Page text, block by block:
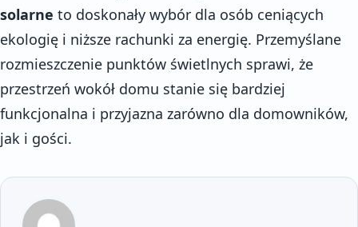
solarne to doskonały wybór dla osób ceniących
ekologię i niższe rachunki za energię. Przemyślane
rozmieszczenie punktów świetlnych sprawi, że
przestrzeń wokół domu stanie się bardziej
funkcjonalna i przyjazna zarówno dla domowników,
jak i gości.